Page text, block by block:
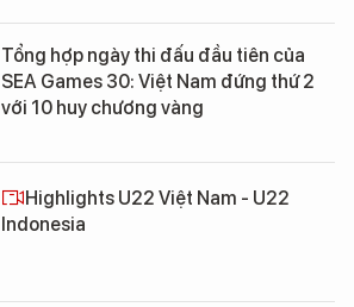
Tổng hợp ngày thi đấu đầu tiên của
SEA Games 30: Việt Nam đứng thứ 2
với 10 huy chương vàng
Highlights U22 Việt Nam - U22
Indonesia